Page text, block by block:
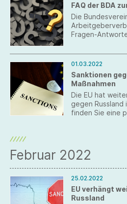
FAQ der BDA
Die
Fragen-
01.03.2022
Sanktionen
Maßnahmen
Die EU hat
gegen
finden Sie eine
Februar 2022
25.02.2022
EU verhängt
Russland